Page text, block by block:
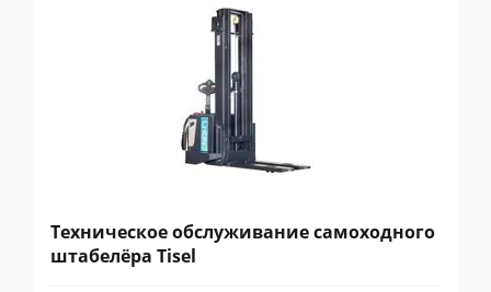
Техническое обслуживание самоходного
штабелёра Tisel